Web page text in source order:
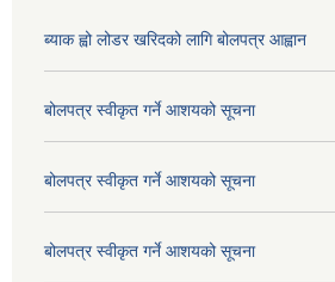
ब्याक ह्वो लोडर खरिदको लागि बोलपत्र आह्वान
बोलपत्र स्वीकृत गर्ने आशयको सूचना
बोलपत्र स्वीकृत गर्ने आशयको सूचना
बोलपत्र स्वीकृत गर्ने आशयको सूचना